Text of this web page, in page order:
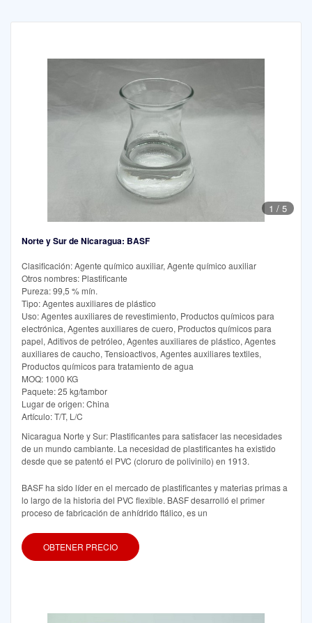
1 / 5
Norte y Sur de Nicaragua: BASF
Clasificación: Agente químico auxiliar, Agente químico auxiliar
Otros nombres: Plastificante
Pureza: 99,5 % mín.
Tipo: Agentes auxiliares de plástico
Uso: Agentes auxiliares de revestimiento, Productos químicos para
electrónica, Agentes auxiliares de cuero, Productos químicos para
papel, Aditivos de petróleo, Agentes auxiliares de plástico, Agentes
auxiliares de caucho, Tensioactivos, Agentes auxiliares textiles,
Productos químicos para tratamiento de agua
MOQ: 1000 KG
Paquete: 25 kg/tambor
Lugar de origen: China
Artículo: T/T, L/C
Nicaragua Norte y Sur: Plastificantes para satisfacer las necesidades
de un mundo cambiante. La necesidad de plastificantes ha existido
desde que se patentó el PVC (cloruro de polivinilo) en 1913.
BASF ha sido líder en el mercado de plastificantes y materias primas a
lo largo de la historia del PVC flexible. BASF desarrolló el primer
proceso de fabricación de anhídrido ftálico, es un
OBTENER PRECIO